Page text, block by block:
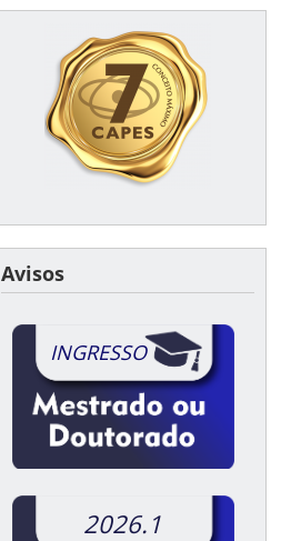
Avisos
INGRESSO
2026.1